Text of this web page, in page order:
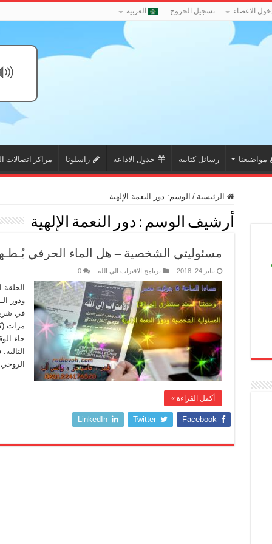
الاعضاء تسجيل الخروج العربية
مواضيعنا رسائل كتابية جدول الاذاعة راسلونا مراكز اتصالات
الرئيسية / الوسم: دور النعمة الإلهية
أرشيف الوسم : دور النعمة الإلهية
مسئوليتي الشخصية – هل الماء الحرفي
يناير 24, 2018 برنامج الاقتراب الي الله 0
الحلقة
ودور
مرات
جاء
…
أكمل القراءة »
Facebook
Twitter
LinkedIn